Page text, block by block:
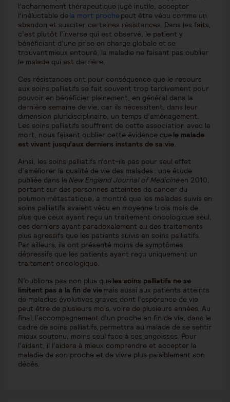
l’acharnement thérapeutique jugé inutile, accepter
l’inéluctable dela mort prochepeut être vécu comme un
abandon et susciter certaines résistances. Dans les faits,
c’est plutôt l’inverse qui est observé, le patient y
bénéficiant d’une prise en charge globale et se
trouvant mieux entouré, la maladie ne faisant pas oublier
le malade qui est derrière.
Ces résistances ont pour conséquence que le recours
aux soins palliatifs se fait souvent trop tardivement pour
pouvoir en bénéficier pleinement, en général dans la
dernière semaine de vie, car ils nécessitent, dans leur
dimension pluridisciplinaire, un temps d’aménagement.
Les soins palliatifs souffrent de cette association avec la
mort, nous faisant oublier cette évidence quele malade
est vivant jusqu’aux derniers instants de sa vie.
Ainsi, les soins palliatifs n’ont-ils pas pour seul effet
d’améliorer la qualité de vie des malades : une étude
publiée dans leNew England Journal of Medicineen 2010,
portant sur des personnes atteintes de cancer du
poumon métastatique, a montré que les malades suivis en
soins palliatifs avaient vécu en moyenne trois mois de
plus que ceux ayant reçu un traitement oncologique seul,
ces derniers ayant paradoxalement eu des traitements
plus agressifs que les patients suivis en soins palliatifs.
Par ailleurs, ils ont présenté moins de symptômes
dépressifs que les patients ayant reçu uniquement un
traitement oncologique.
N’oublions pas non plus queles soins palliatifs ne se
limitent pas à la fin de viemais aussi aux patients atteints
de maladies évolutives graves dont l’espérance de vie
peut être de plusieurs mois, voire de plusieurs années. Au
final, l’accompagnement d’un proche en fin de vie, dans le
cadre de soins palliatifs, permettra au malade de se sentir
mieux soutenu, moins seul face à ses angoisses. Pour
l’aidant, il l’aidera à mieux comprendre et accepter la
maladie de son proche et de vivre plus paisiblement son
décès.